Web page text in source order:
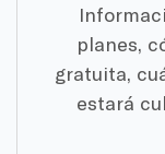
planes,
gratuita,
estará